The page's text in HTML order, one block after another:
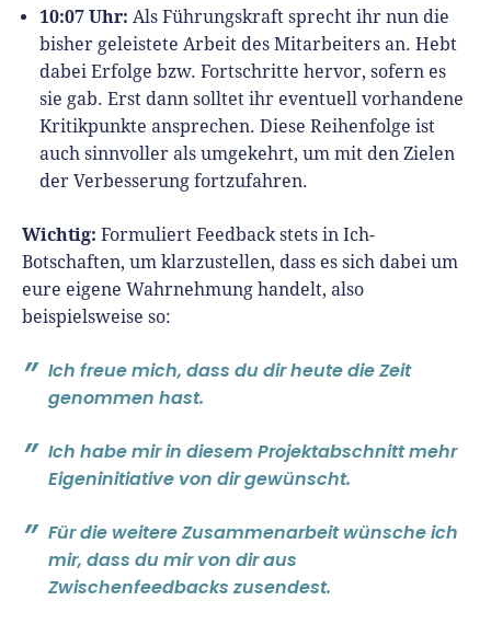
10:07 Uhr: Als Führungskraft sprecht ihr nun die
bisher geleistete Arbeit des Mitarbeiters an. Hebt
dabei Erfolge bzw. Fortschritte hervor, sofern es
sie gab. Erst dann solltet ihr eventuell vorhandene
Kritikpunkte ansprechen. Diese Reihenfolge ist
auch sinnvoller als umgekehrt, um mit den Zielen
der Verbesserung fortzufahren.
Wichtig: Formuliert Feedback stets in Ich-
Botschaften, um klarzustellen, dass es sich dabei um
eure eigene Wahrnehmung handelt, also
beispielsweise so:
Ich freue mich, dass du dir heute die Zeit
genommen hast.
Ich habe mir in diesem Projektabschnitt mehr
Eigeninitiative von dir gewünscht.
Für die weitere Zusammenarbeit wünsche ich
mir, dass du mir von dir aus
Zwischenfeedbacks zusendest.